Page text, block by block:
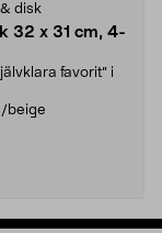
disk
32 x 31 cm, 4-
favorit” i
beige